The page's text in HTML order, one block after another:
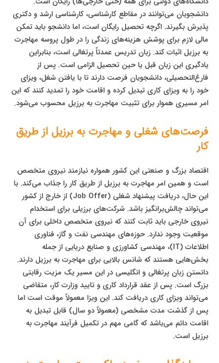
دانشجویان می‌توانند در مقاطع کارشناسی، کارشناسی ارشد و دکتری
پذیرش بگیرند. اگرچه تحصیل رایگان است، اما دانشجو باید تمکن
مالی لازم برای پوشش هزینه‌های زندگی را در طول پروسه مهاجرت
به برزیل اثبات کند. زبان تدریس عمدتاً پرتغالی است، بنابراین
یادگیری این زبان قبل یا حین تحصیل الزامی است. پس از
فارغ‌التحصیلی، دانشجویان فرصت دارند تا با یافتن شغل، ویزای
خود را به ویزای کاری تبدیل کرده و اقامت خود را تمدید کنند که این
امر مسیری هموار برای تثبیت مهاجرت به برزیل محسوب می‌شود.
فرصت‌های شغلی و مهاجرت به برزیل از طریق
کار
اقتصاد بزرگ و صنعتی این کشور همواره نیازمند نیروی متخصص
است و همین امر مهاجرت به برزیل از طریق کار را جذاب می‌کند. با
این حال، دریافت پیشنهاد شغلی (Job Offer) از خارج از کشور
می‌تواند چالش‌برانگیز باشد. شرکت‌های برزیلی برای استخدام
نیروی خارجی باید ثابت کنند که نیروی متخصص داخلی برای آن
موقعیت وجود ندارد. حوزه‌های مهندسی نفت و گاز، فناوری
اطلاعات (IT)، مهندسی کشاورزی و صنایع دریایی از جمله
بخش‌هایی هستند که شانس بالایی برای مهاجرت به برزیل دارند.
دانستن زبان پرتغالی و انگلیسی در این مسیر یک مزیت رقابتی
بزرگ است. پس از عقد قرارداد کاری و تایید وزارت کار، متقاضی
می‌تواند ویزای کاری دریافت کند. این ویزا معمولاً موقت است اما
پس از گذشت مدت مشخصی (معمولاً دو سال) قابل تبدیل به
اقامت دائم می‌باشد که گامی مهم در تکمیل فرآیند مهاجرت به
برزیل است.